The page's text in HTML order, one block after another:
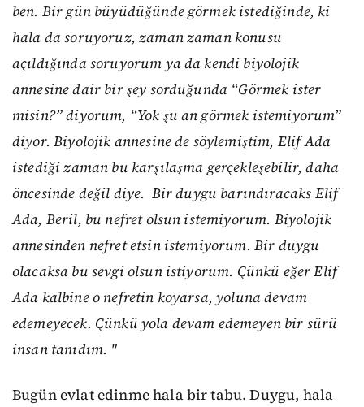
ben. Bir gün büyüdüğünde görmek istediğinde, ki
hala da soruyoruz, zaman zaman konusu
açıldığında soruyorum ya da kendi biyolojik
annesine dair bir şey sorduğunda “Görmek ister
misin?” diyorum, “Yok şu an görmek istemiyorum”
diyor. Biyolojik annesine de söylemiştim, Elif Ada
istediği zaman bu karşılaşma gerçekleşebilir, daha
öncesinde değil diye. Bir duygu barındıracaks Elif
Ada, Beril, bu nefret olsun istemiyorum. Biyolojik
annesinden nefret etsin istemiyorum. Bir duygu
olacaksa bu sevgi olsun istiyorum. Çünkü eğer Elif
Ada kalbine o nefretin koyarsa, yoluna devam
edemeyecek. Çünkü yola devam edemeyen bir sürü
insan tanıdım. "
Bugün evlat edinme hala bir tabu. Duygu, hala